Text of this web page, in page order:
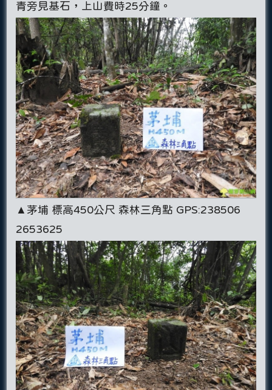
青旁見基石，上山費時25分鐘。
▲茅埔 標高450公尺 森林三角點 GPS:238506
2653625